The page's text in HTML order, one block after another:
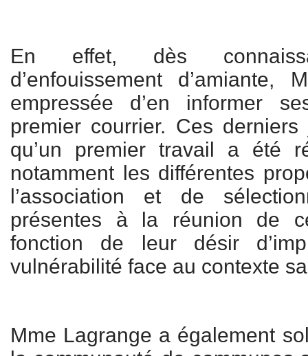
En effet, dès
d’enfouissement d’amiante,
empressée d’en informer
premier courrier. Ces
qu’un premier travail a été
notamment les différentes
l’association et de
présentes à la réunion de
fonction de leur désir
vulnérabilité face au contexte
Mme Lagrange a également